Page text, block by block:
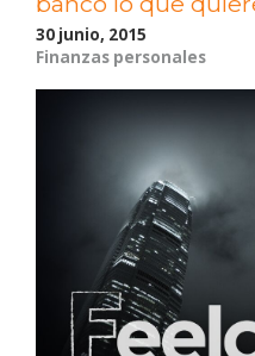
30 junio, 2015
Finanzas personales